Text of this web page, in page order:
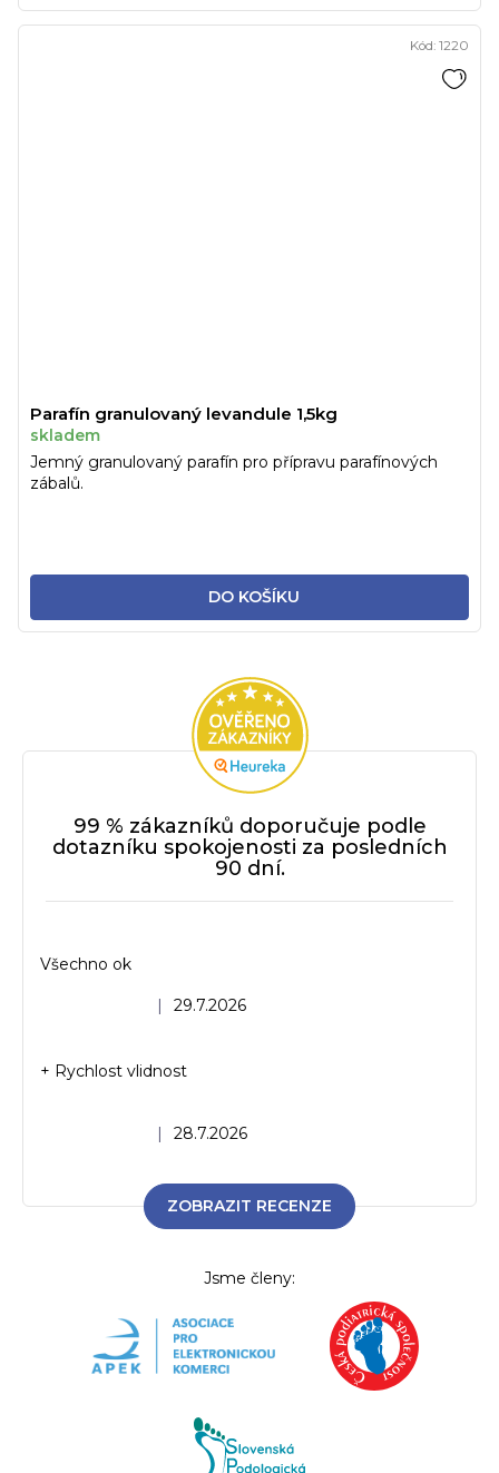
Parafín granulovaný levandule 1,5kg
skladem
DO KOŠÍKU
Jemný granulovaný parafín pro přípravu parafínových
zábalů.
Kód: 1220
99 % zákazníků doporučuje podle
dotazníku spokojenosti za posledních
90 dní.
Hodnocení obchodu je 5 z 5 hvězdiček.
| 29.7.2026
Všechno ok
Hodnocení obchodu je 5 z 5 hvězdiček.
| 28.7.2026
+ Rychlost vlidnost
ZOBRAZIT RECENZE
Jsme členy: